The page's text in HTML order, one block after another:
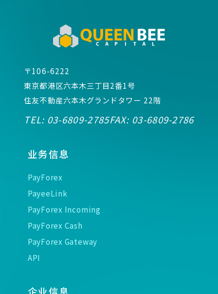
〒106-6222
東京都港区六本木三丁目2番1号
住友不動産六本木グランドタワー 22階
TEL: 03-6809-2785FAX: 03-6809-2786
业务信息
PayForex
PayeeLink
PayForex Incoming
PayForex Cash
PayForex Gateway
API